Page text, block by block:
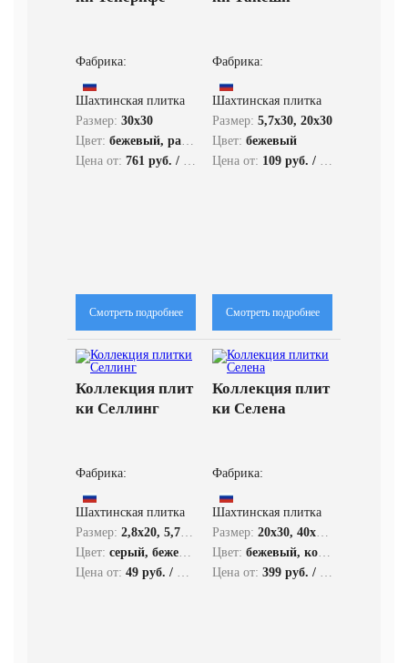
Фабрика:
Шахтинская плитка
Размер: 30x30
Цвет: бежевый, разноцветный
Цена от: 761 руб. / кв.м.
Смотреть подробнее
Фабрика:
Шахтинская плитка
Размер: 5,7x30, 20x30
Цвет: бежевый
Цена от: 109 руб. / кв.м.
Смотреть подробнее
Коллекция плит
ки Селлинг
Фабрика:
Шахтинская плитка
Размер: 2,8x20, 5,7x20, 20x30, 60x60, 30x40
Цвет: серый, бежевый
Цена от: 49 руб. / кв.м.
Коллекция плит
ки Селена
Фабрика:
Шахтинская плитка
Размер: 20x30, 40x40, 40x60
Цвет: бежевый, коричневый
Цена от: 399 руб. / кв.м.